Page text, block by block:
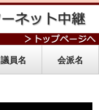
議員名 会派名